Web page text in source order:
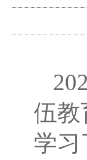
伍教
学习